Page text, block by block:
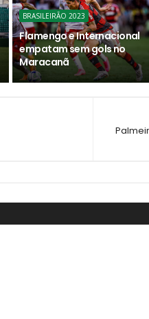
BRASILEIRÃO 2023
Flamengo e Internacional
empatam sem gols no
Maracanã